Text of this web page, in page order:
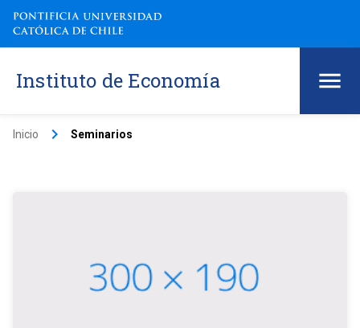
Instituto de Economía
Inicio keyboard_arrow_right Seminarios